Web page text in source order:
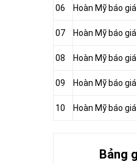
06 Hoàn Mỹ báo
07 Hoàn Mỹ báo
08 Hoàn Mỹ báo
09 Hoàn Mỹ báo
10 Hoàn Mỹ báo
Bảng